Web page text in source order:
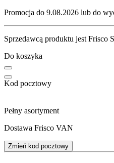
Promocja do 9.08.2026 lub do
Sprzedawcą produktu jest Frisco
Do koszyka
Kod pocztowy
Pełny asortyment
Dostawa Frisco VAN
Zmień kod pocztowy